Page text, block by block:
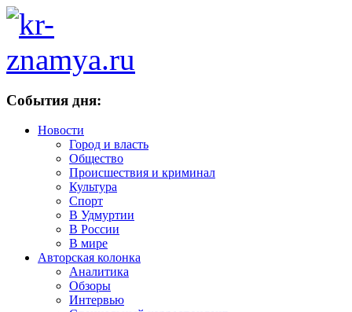
События дня:
Новости
Город и власть
Общество
Происшествия и криминал
Культура
Спорт
В Удмуртии
В России
В мире
Авторская колонка
Аналитика
Обзоры
Интервью